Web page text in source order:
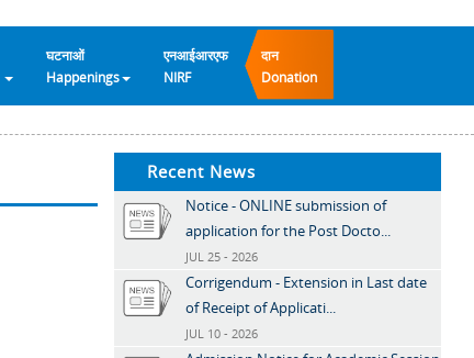
घटनाओं
Happenings
एनआईआरएफ
NIRF
दान
Donation
Recent News
Notice - ONLINE submission of
application for the Post Docto...
JUL 25 - 2026
Corrigendum - Extension in Last date
of Receipt of Applicati...
JUL 10 - 2026